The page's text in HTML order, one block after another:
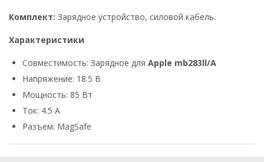
Комплект: Зарядное устройство, силовой кабель.
Характеристики
Совместимость: Зарядное для Apple mb283ll/A
Напряжение: 18.5 В
Мощность: 85 Вт
Ток: 4.5 А
Разъем: MagSafe